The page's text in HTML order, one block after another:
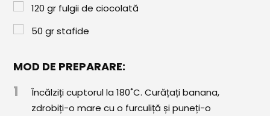
Supe și Ciorbe
Rețete Video
120 gr fulgii de ciocolată
50 gr stafide
MOD DE PREPARARE:
1
Încălziți cuptorul la 180˚C. Curățați banana,
zdrobiți-o mare cu o furculiță și puneți-o